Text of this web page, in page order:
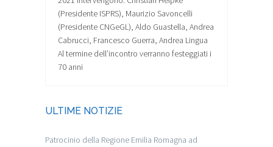
(Presidente ISPRS), Maurizio Savoncelli
(Presidente CNGeGL), Aldo Guastella, Andrea
Cabrucci, Francesco Guerra, Andrea Lingua
Al termine dell’incontro verranno festeggiati i
70 anni
ULTIME NOTIZIE
Patrocinio della Regione Emilia Romagna ad